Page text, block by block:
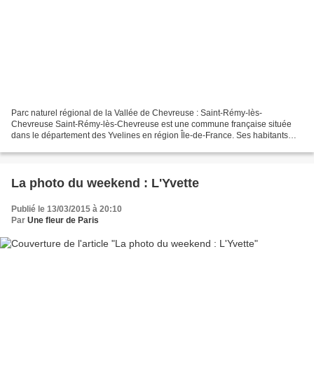
Parc naturel régional de la Vallée de Chevreuse : Saint-Rémy-lès-
Chevreuse Saint-Rémy-lès-Chevreuse est une commune française située
dans le département des Yvelines en région Île-de-France. Ses habitants
La photo du weekend : L'Yvette
Publié le 13/03/2015 à 20:10
Par Une fleur de Paris